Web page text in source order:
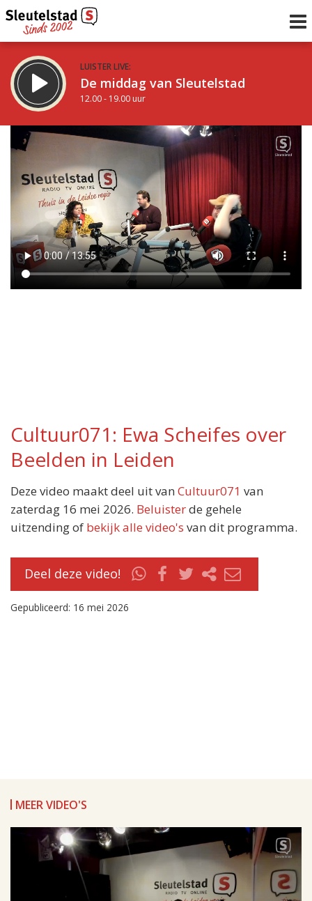
LUISTER LIVE:
De middag van Sleutelstad
12.00 - 19.00 uur
STRAKS:
De avond van Sleutelstad
19.00 - 22.00 uur
Vorig uur
uur 1 van 0
Inklappen
Cultuur071: Ewa Scheifes over
Beelden in Leiden
Deze video maakt deel uit van Cultuur071 van
zaterdag 16 mei 2026. Beluisterde gehele
uitzending of bekijk alle video's van dit programma.
Deel deze video!
Gepubliceerd: 16 mei 2026
MEER VIDEO'S